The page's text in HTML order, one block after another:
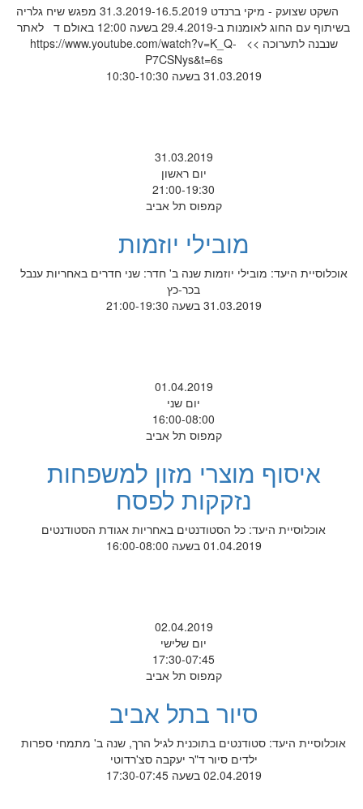
השקט שצועק - מיקי ברנדט 31.3.2019-16.5.2019 מפגש שיח גלריה
בשיתוף עם החוג לאומנות ב-29.4.2019 בשעה 12:00 באולם ד לאתר
שנבנה לתערוכה >> https://www.youtube.com/watch?v=K_Q-
P7CSNys&t=6s
31.03.2019 בשעה 10:30-10:30
31.03.2019
יום ראשון
21:00-19:30
קמפוס תל אביב
מובילי יוזמות
אוכלוסיית היעד: מובילי יוזמות שנה ב' חדר: שני חדרים באחריות ענבל
בכר-כץ
31.03.2019 בשעה 21:00-19:30
01.04.2019
יום שני
16:00-08:00
קמפוס תל אביב
איסוף מוצרי מזון למשפחות
נזקקות לפסח
אוכלוסיית היעד: כל הסטודנטים באחריות אגודת הסטודנטים
01.04.2019 בשעה 16:00-08:00
02.04.2019
יום שלישי
17:30-07:45
קמפוס תל אביב
סיור בתל אביב
אוכלוסיית היעד: סטודנטים בתוכנית לגיל הרך, שנה ב' מתמחי ספרות
ילדים סיור ד"ר יעקבה סצ'רדוטי
02.04.2019 בשעה 17:30-07:45